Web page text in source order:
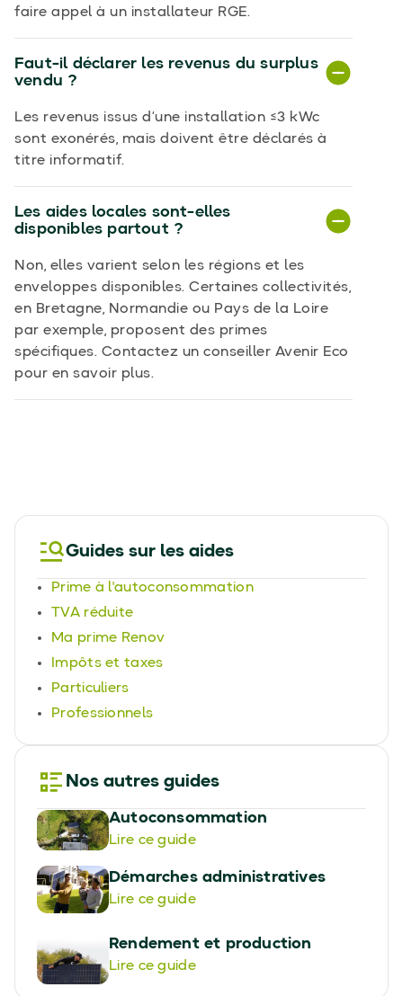
faire appel à un installateur RGE.
Faut-il déclarer les revenus du surplus
vendu ?
Les revenus issus d’une installation ≤3 kWc
sont exonérés, mais doivent être déclarés à
titre informatif.
Les aides locales sont-elles
disponibles partout ?
Non, elles varient selon les régions et les
enveloppes disponibles. Certaines collectivités,
en Bretagne, Normandie ou Pays de la Loire
par exemple, proposent des primes
spécifiques. Contactez un conseiller Avenir Eco
pour en savoir plus.
Guides sur les aides
Prime à l'autoconsommation
TVA réduite
Ma prime Renov
Impôts et taxes
Particuliers
Professionnels
Nos autres guides
Autoconsommation
Lire ce guide
Démarches administratives
Lire ce guide
Rendement et production
Lire ce guide